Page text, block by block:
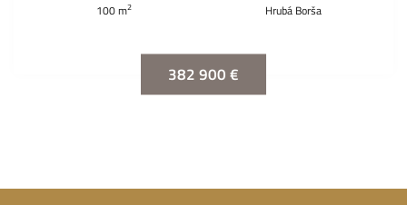
100 m2 Hrubá Borša
382 900 €